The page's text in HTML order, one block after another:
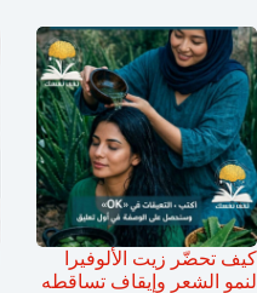
كيف تحضّر زيت الألوفيرا
لنمو الشعر وإيقاف تساقطه